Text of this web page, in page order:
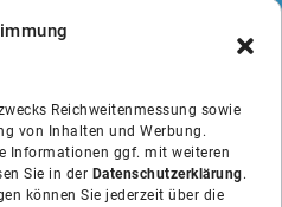
Reichweitenmessung sowie
von Inhalten und Werbung.
Informationen ggf. mit weiteren
Sie in der Datenschutzerklärung.
können Sie jederzeit über die